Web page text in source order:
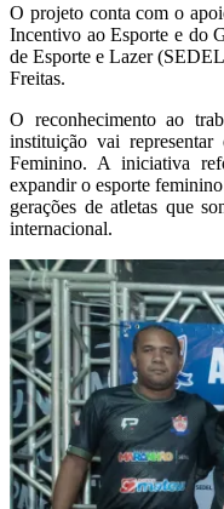
O projeto conta com o
Incentivo ao Esporte e do
de Esporte e Lazer
Freitas.
O reconhecimento ao
instituição vai
Feminino. A iniciativa
expandir o esporte
gerações de atletas que
internacional.